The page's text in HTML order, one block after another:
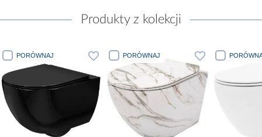
Produkty z kolekcji
PORÓWNAJ PORÓWNAJ